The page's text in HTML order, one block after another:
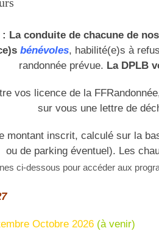
: La conduite de chacune de
bénévoles, habilité(e)s à
randonnée prévue. La DPLB
vos licence de la
sur vous une lettre de
montant inscrit, calculé sur la
ou de parking éventuel). Les
ci-dessous pour accéder aux
Octobre 2026 (à venir)